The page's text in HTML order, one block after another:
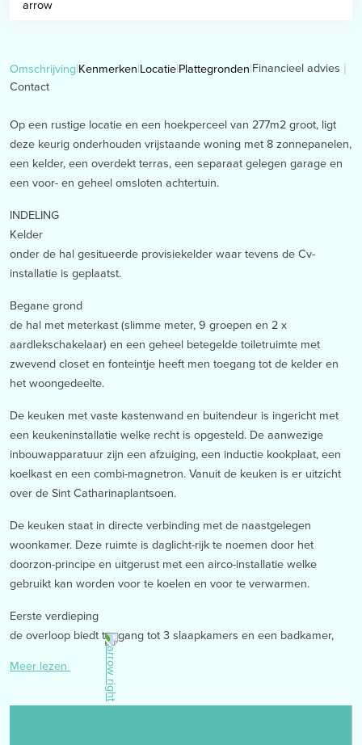
OmschrijvingKenmerken LocatiePlattegronden Financieel advies
Contact
Op een rustige locatie en een hoekperceel van 277m2 groot, ligt
deze keurig onderhouden vrijstaande woning met 8 zonnepanelen,
een kelder, een overdekt terras, een separaat gelegen garage en
een voor- en geheel omsloten achtertuin.
INDELING
Kelder
onder de hal gesitueerde provisiekelder waar tevens de Cv-
installatie is geplaatst.
Begane grond
de hal met meterkast (slimme meter, 9 groepen en 2 x
aardlekschakelaar) en een geheel betegelde toiletruimte met
zwevend closet en fonteintje heeft men toegang tot de kelder en
het woongedeelte.
De keuken met vaste kastenwand en buitendeur is ingericht met
een keukeninstallatie welke recht is opgesteld. De aanwezige
inbouwapparatuur zijn een afzuiging, een inductie kookplaat, een
koelkast en een combi-magnetron. Vanuit de keuken is er uitzicht
over de Sint Catharinaplantsoen.
De keuken staat in directe verbinding met de naastgelegen
woonkamer. Deze ruimte is daglicht-rijk te noemen door het
doorzon-principe en uitgerust met een airco-installatie welke
gebruikt kan worden voor te koelen en voor te verwarmen.
Eerste verdieping
de overloop biedt toegang tot 3 slaapkamers en een badkamer,
respectievelijk groot:
– slaapkamer 1: 2.50 x 3.58m, gelegen aan de voorzijde van de
Meer lezen